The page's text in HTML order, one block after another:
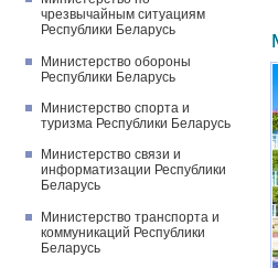
чрезвычайным ситуациям
Республики Беларусь
Министерство обороны
Республики Беларусь
Министерство спорта и
туризма Республики Беларусь
Министерство связи и
информатизации Республики
Беларусь
Министерство транспорта и
коммуникаций Республики
Беларусь